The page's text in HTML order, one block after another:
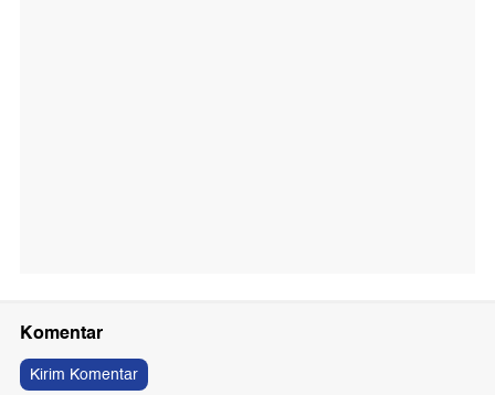
Komentar
Kirim Komentar